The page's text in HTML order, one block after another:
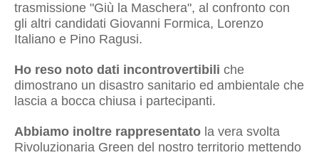
trasmissione "Giù la Maschera", al confronto con
gli altri candidati Giovanni Formica, Lorenzo
Italiano e Pino Ragusi.
Ho reso noto dati incontrovertibili che
dimostrano un disastro sanitario ed ambientale che
lascia a bocca chiusa i partecipanti.
Abbiamo inoltre rappresentato la vera svolta
Rivoluzionaria Green del nostro territorio mettendo